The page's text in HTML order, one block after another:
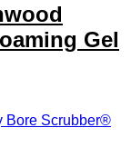
Gel